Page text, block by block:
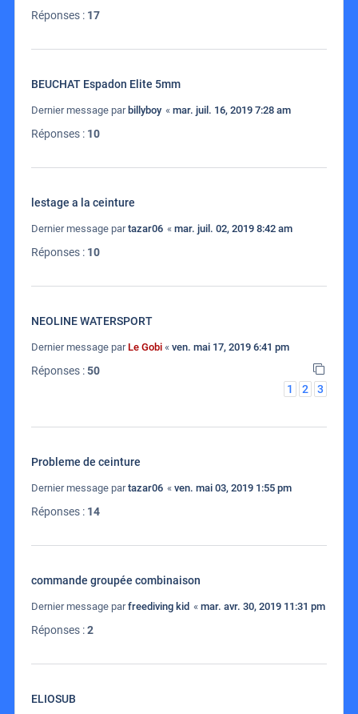
Réponses : 17
BEUCHAT Espadon Elite 5mm
Dernier message par billyboy « mar. juil. 16, 2019 7:28 am
Réponses : 10
lestage a la ceinture
Dernier message partazar06 « mar. juil. 02, 2019 8:42 am
Réponses : 10
NEOLINE WATERSPORT
Dernier message par Le Gobi « ven. mai 17, 2019 6:41 pm
Réponses :50
1
2 3
Probleme de ceinture
Dernier message partazar06 « ven. mai 03, 2019 1:55 pm
Réponses : 14
commande groupée combinaison
Dernier message parfreediving kid « mar. avr. 30, 2019 11:31 pm
Réponses :2
ELIOSUB